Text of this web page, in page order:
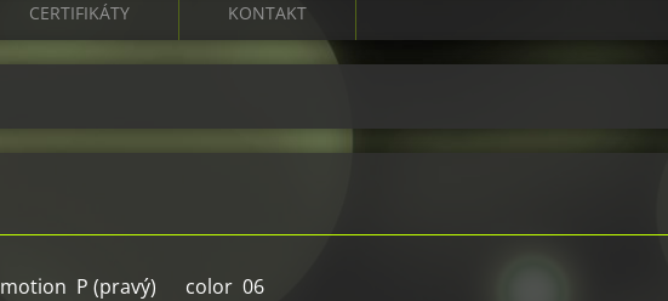
CERTIFIKÁTY KONTAKT
motion P (pravý) color 06